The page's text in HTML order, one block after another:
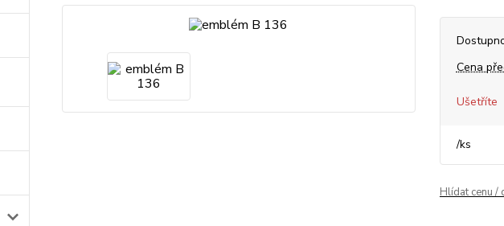
Cena
Ušetříte
/ks
Hlídat cenu /